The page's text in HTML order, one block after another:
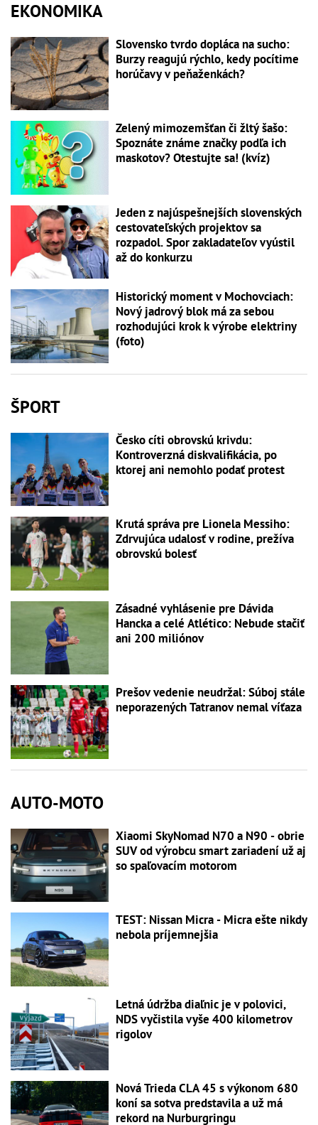
EKONOMIKA
Slovensko tvrdo dopláca na sucho:
Burzy reagujú rýchlo, kedy pocítime
horúčavy v peňaženkách?
Zelený mimozemšťan či žltý šašo:
Spoznáte známe značky podľa ich
maskotov? Otestujte sa! (kvíz)
Jeden z najúspešnejších slovenských
cestovateľských projektov sa
rozpadol. Spor zakladateľov vyústil
až do konkurzu
Historický moment v Mochovciach:
Nový jadrový blok má za sebou
rozhodujúci krok k výrobe elektriny
(foto)
ŠPORT
Česko cíti obrovskú krivdu:
Kontroverzná diskvalifikácia, po
ktorej ani nemohlo podať protest
Krutá správa pre Lionela Messiho:
Zdrvujúca udalosť v rodine, prežíva
obrovskú bolesť
Zásadné vyhlásenie pre Dávida
Hancka a celé Atlético: Nebude stačiť
ani 200 miliónov
Prešov vedenie neudržal: Súboj stále
neporazených Tatranov nemal víťaza
AUTO-MOTO
Xiaomi SkyNomad N70 a N90 - obrie
SUV od výrobcu smart zariadení už aj
so spaľovacím motorom
TEST: Nissan Micra - Micra ešte nikdy
nebola príjemnejšia
Letná údržba diaľnic je v polovici,
NDS vyčistila vyše 400 kilometrov
rigolov
Nová Trieda CLA 45 s výkonom 680
koní sa sotva predstavila a už má
rekord na Nurburgringu